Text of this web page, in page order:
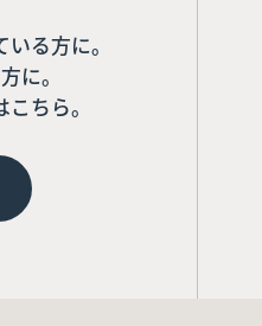
る方に。
に。
ちら。